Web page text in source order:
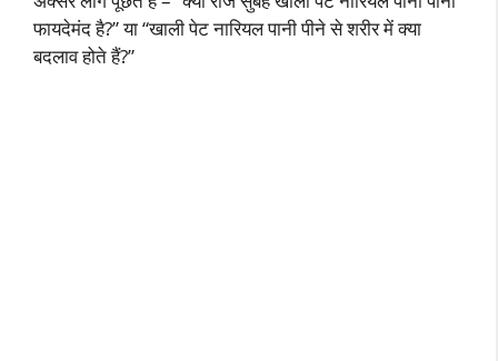
फायदेमंद है?” या “खाली पेट नारियल पानी पीने से शरीर में क्या
बदलाव होते हैं?”